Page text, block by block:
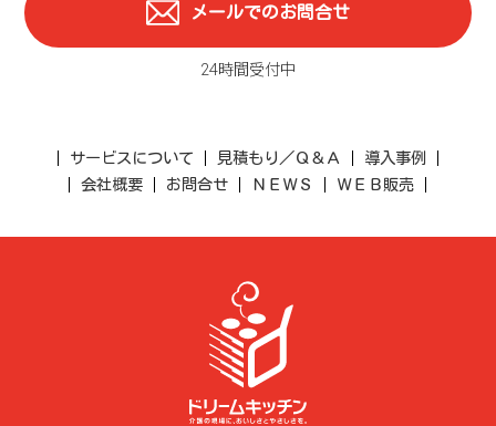
メールでのお問合せ
24時間受付中
サービスについて 見積もり／Ｑ＆Ａ
導入事例
会社概要
お問合せ ＮＥＷＳ ＷＥＢ販売